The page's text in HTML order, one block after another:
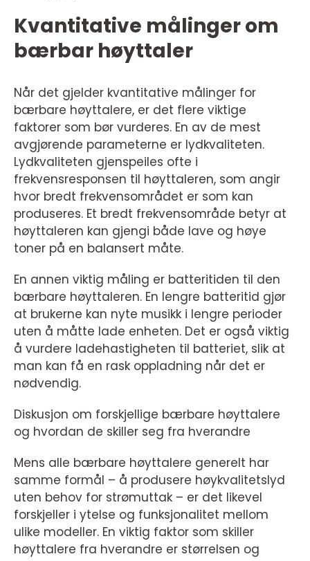
Kvantitative målinger om
bærbar høyttaler
Når det gjelder kvantitative målinger for
bærbare høyttalere, er det flere viktige
faktorer som bør vurderes. En av de mest
avgjørende parameterne er lydkvaliteten.
Lydkvaliteten gjenspeiles ofte i
frekvensresponsen til høyttaleren, som angir
hvor bredt frekvensområdet er som kan
produseres. Et bredt frekvensområde betyr at
høyttaleren kan gjengi både lave og høye
toner på en balansert måte.
En annen viktig måling er batteritiden til den
bærbare høyttaleren. En lengre batteritid gjør
at brukerne kan nyte musikk i lengre perioder
uten å måtte lade enheten. Det er også viktig
å vurdere ladehastigheten til batteriet, slik at
man kan få en rask oppladning når det er
nødvendig.
Diskusjon om forskjellige bærbare høyttalere
og hvordan de skiller seg fra hverandre
Mens alle bærbare høyttalere generelt har
samme formål – å produsere høykvalitetslyd
uten behov for strømuttak – er det likevel
forskjeller i ytelse og funksjonalitet mellom
ulike modeller. En viktig faktor som skiller
høyttalere fra hverandre er størrelsen og